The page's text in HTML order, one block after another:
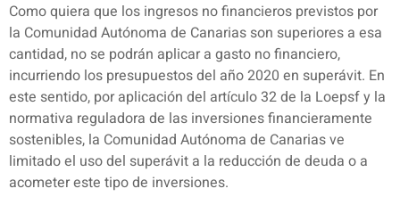
Como quiera que los ingresos no financieros previstos por
la Comunidad Autónoma de Canarias son superiores a esa
cantidad, no se podrán aplicar a gasto no financiero,
incurriendo los presupuestos del año 2020 en superávit. En
este sentido, por aplicación del artículo 32 de la Loepsf y la
normativa reguladora de las inversiones financieramente
sostenibles, la Comunidad Autónoma de Canarias ve
limitado el uso del superávit a la reducción de deuda o a
acometer este tipo de inversiones.